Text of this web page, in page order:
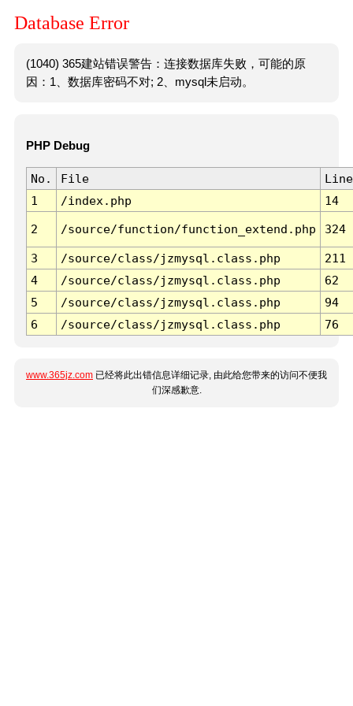
Database Error
(1040) 365建站错误警告：连接数据库失败，可能的原
因：1、数据库密码不对; 2、mysql未启动。
PHP Debug
No. File
Line
1
/index.php 14
2 /source/function/function_extend.php 324
3 /source/class/jzmysql.class.php
211
4
/source/class/jzmysql.class.php
62
5
/source/class/jzmysql.class.php
94
6
/source/class/jzmysql.class.php 76
www.365jz.com 已经将此出错信息详细记录, 由此给您带来的访问不便我
们深感歉意.